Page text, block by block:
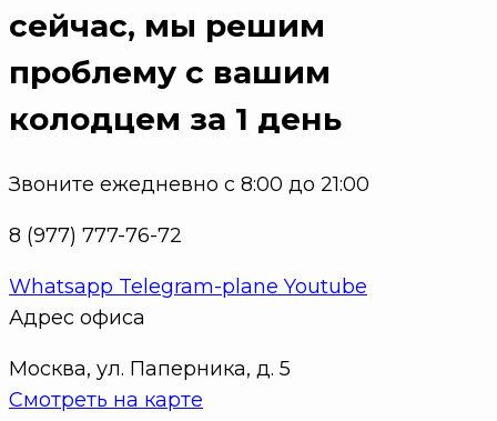
сейчас, мы решим
проблему с вашим
колодцем за 1 день
Звоните ежедневно с 8:00 до 21:00
8 (977) 777-76-72
Whatsapp Telegram-plane Youtube
Адрес офиса
Москва, ул. Паперника, д. 5
Смотреть на карте